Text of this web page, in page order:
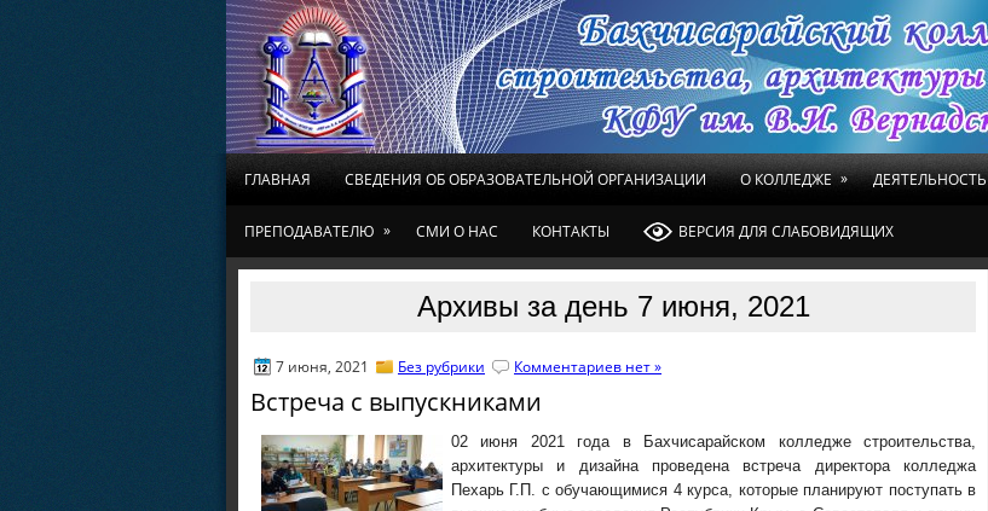
ГЛАВНАЯ СВЕДЕНИЯ ОБ ОБРАЗОВАТЕЛЬНОЙ ОРГАНИЗАЦИИ О КОЛЛЕДЖЕ » ДЕЯТЕЛЬНОСТЬ
ПРЕПОДАВАТЕЛЮ » СМИ О НАС КОНТАКТЫ ВЕРСИЯ ДЛЯ СЛАБОВИДЯЩИХ
Архивы за день 7 июня, 2021
7 июня, 2021 Без рубрики Комментариев нет »
Встреча с выпускниками
02 июня 2021 года в Бахчисарайском колледже строительства,
архитектуры и дизайна проведена встреча директора колледжа
Пехарь Г.П. с обучающимися 4 курса, которые планируют поступать в